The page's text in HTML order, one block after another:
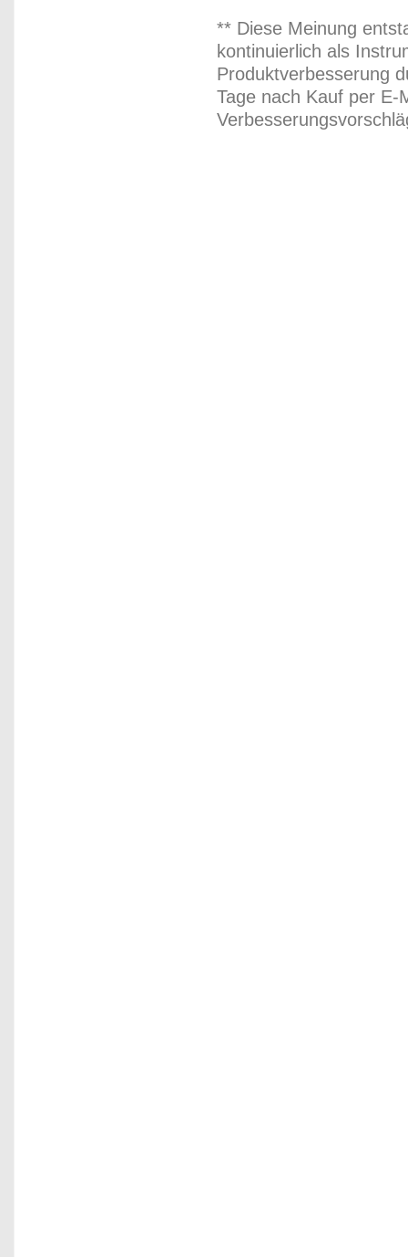
** Diese Meinung
kontinuierlich als
Produktverbesserung
Tage nach Kauf per E-